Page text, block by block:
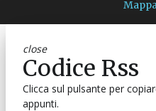
close
Codice Rss
Clicca sul pulsante per
appunti.